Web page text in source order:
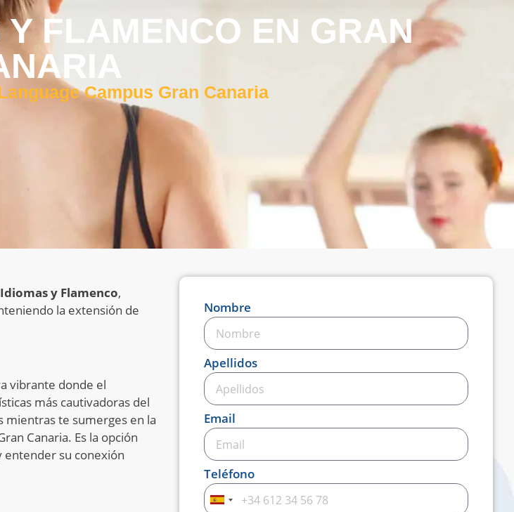
Y FLAMENCO EN GRAN
Campus Gran Canaria
Idiomas y Flamenco,
la extensión de
vibrante donde el
más cautivadoras del
mientras te sumerges en la
Canaria. Es la opción
entender su conexión
Nombre
Apellidos
Email
Teléfono
Spain